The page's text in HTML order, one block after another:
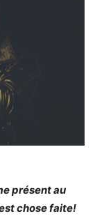
présent au
chose faite!